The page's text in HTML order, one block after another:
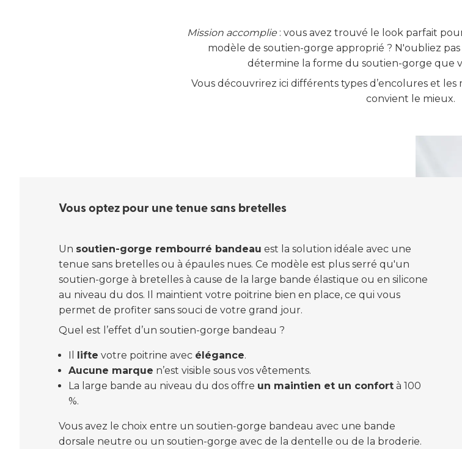
Mission accomplie : vous avez trouvé le look parfait
modèle de soutien-gorge approprié ? N'oubliez pas
détermine la forme du soutien-gorge que
Vous découvrirez ici différents types d’encolures et
convient le mieux.
Vous optez pour une tenue sans bretelles
Un soutien-gorge rembourré bandeau est la solution idéale avec une
tenue sans bretelles ou à épaules nues. Ce modèle est plus serré qu'un
soutien-gorge à bretelles à cause de la large bande élastique ou en silicone
au niveau du dos. Il maintient votre poitrine bien en place, ce qui vous
permet de profiter sans souci de votre grand jour.
Quel est l’effet d’un soutien-gorge bandeau ?
Il lifte votre poitrine avec élégance.
Aucune marque n’est visible sous vos vêtements.
La large bande au niveau du dos offre un maintien et un confort à 100
%.
Vous avez le choix entre un soutien-gorge bandeau avec une bande
dorsale neutre ou un soutien-gorge avec de la dentelle ou de la broderie.